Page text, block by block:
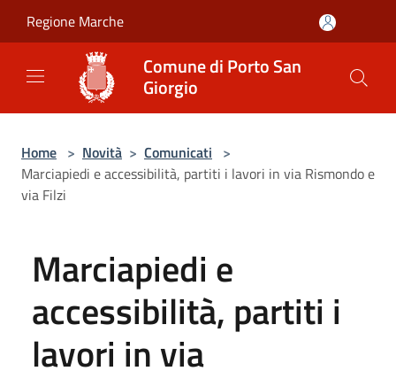
Regione Marche
Comune di Porto San
Giorgio
Home > Novità > Comunicati >
Marciapiedi e accessibilità, partiti i lavori in via Rismondo e
via Filzi
Marciapiedi e
accessibilità, partiti i
lavori in via